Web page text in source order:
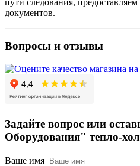
документов.
Вопросы и отзывы
Задайте вопрос или
Оборудования" тепло-
Ваше имя